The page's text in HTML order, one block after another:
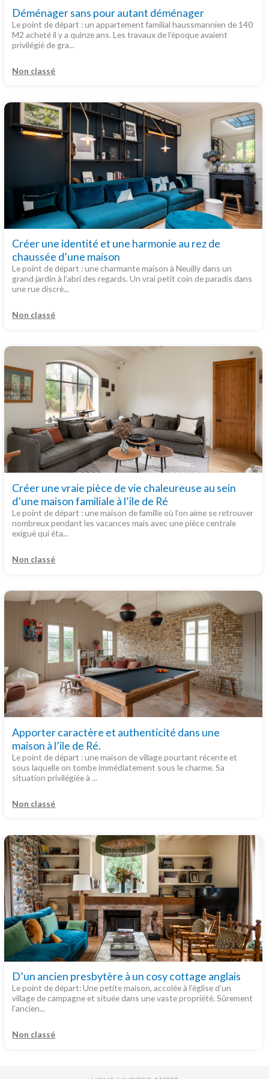
Déménager sans pour autant déménager
Le point de départ : un appartement familial haussmannien de 140
M2 acheté il y a quinze ans. Les travaux de l’époque avaient
privilégié de gra...
Non classé
Créer une identité et une harmonie au rez de
chaussée d’une maison
Le point de départ : une charmante maison à Neuilly dans un
grand jardin à l’abri des regards. Un vrai petit coin de paradis dans
une rue discrè...
Non classé
Créer une vraie pièce de vie chaleureuse au sein
d’une maison familiale à l’ile de Ré
Le point de départ : une maison de famille où l’on aime se retrouver
nombreux pendant les vacances mais avec une pièce centrale
exiguë qui éta...
Non classé
Apporter caractère et authenticité dans une
maison à l’ile de Ré.
Le point de départ : une maison de village pourtant récente et
sous laquelle on tombe immédiatement sous le charme. Sa
situation privilégiée à ...
Non classé
D’un ancien presbytère à un cosy cottage anglais
Le point de départ: Une petite maison, accolée à l’église d’un
village de campagne et située dans une vaste propriété. Sûrement
l’ancien...
Non classé